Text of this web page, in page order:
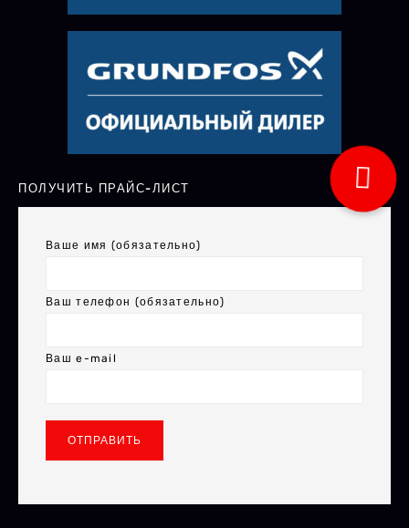
ПОЛУЧИТЬ ПРАЙС-ЛИСТ
Ваше имя (обязательно)
Ваш телефон (обязательно)
Ваш e-mail